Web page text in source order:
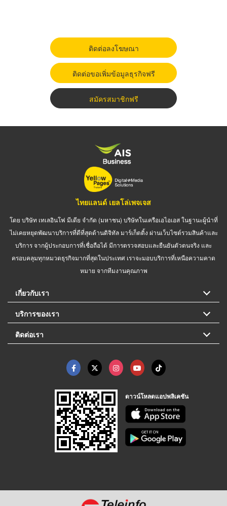
ติดต่อลงโฆษณา
ติดต่อขอเพิ่มข้อมูลธุรกิจฟรี
สมัครสมาชิกฟรี
ไทยแลนด์ เยลโล่เพจเจส
โดย บริษัท เทเลอินโฟ มีเดีย จำกัด (มหาชน) บริษัทในเครือเอไอเอส ในฐานะผู้นำที่
ไม่เคยหยุดพัฒนาบริการที่ดีที่สุดด้านดิจิทัล มาร์เก็ตติ้ง ผ่านเว็บไซต์รวมสินค้าและ
บริการ จากผู้ประกอบการที่เชื่อถือได้ มีการตรวจสอบและยืนยันตัวตนจริง และ
ครอบคลุมทุกหมวดธุรกิจมากที่สุดในประเทศ เราจะมอบบริการที่เหนือความคาด
หมาย จากทีมงานคุณภาพ
เกี่ยวกับเรา
บริการของเรา
ติดต่อเรา
ดาวน์โหลดแอปพลิเคชัน